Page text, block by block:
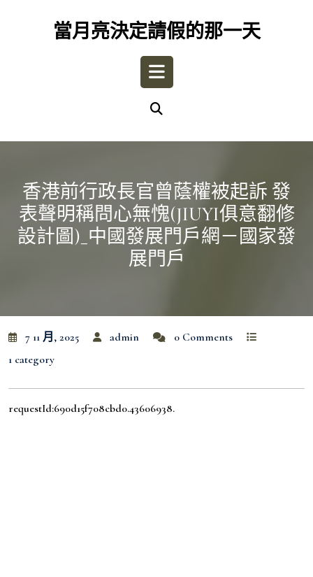
當月亮決定請假的那一天
Open
香港前行政長官曾蔭權被起訴 發
表聲明稱問心無愧(JIUYI俱意翻修
設計圖)_中國發展門戶網－國家發
展門戶
7 11 月, 2025 admin
0 Comments
1 category
requestId:690d15f708cbd0.43606938.